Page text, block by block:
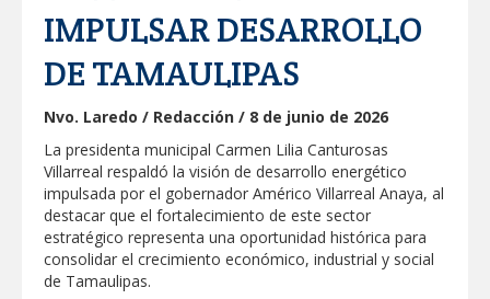
GOBIERNO MUNICIPAL ACERCA
SERVICIOS Y APOYOS A FAMILIAS CON
“PRESIDENCIA CERQUITA DE TI”
Impulsa STPS ferias del empleo para
jóvenes en tres regiones de Tamaulipas
Felicitó Carlos Peña Ortiz a más de 390
egresados de la Universidad Tecnológica
de Tamaulipas Norte
GOBIERNO DE CARMEN LILIA
IMPULSAR DESARROLLO
DE TAMAULIPAS
Nvo. Laredo / Redacción / 8 de junio de 2026
La presidenta municipal Carmen Lilia Canturosas
Villarreal respaldó la visión de desarrollo energético
impulsada por el gobernador Américo Villarreal Anaya, al
destacar que el fortalecimiento de este sector
estratégico representa una oportunidad histórica para
consolidar el crecimiento económico, industrial y social
de Tamaulipas.